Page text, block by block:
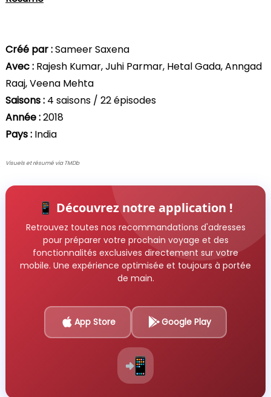
Créé par :Sameer Saxena
Avec : Rajesh Kumar, Juhi Parmar, Hetal Gada, Anngad
Raaj, Veena Mehta
Saisons : 4 saisons / 22 épisodes
Année :2018
Pays : India
Visuels et résumé via TMDb
📱 Découvrez notre application !
Retrouvez toutes nos recommandations d'adresses
pour préparer votre prochain voyage et des
fonctionnalités exclusives directement sur votre
mobile. Une expérience optimisée et toujours à portée
de main.
App Store Google Play
📲